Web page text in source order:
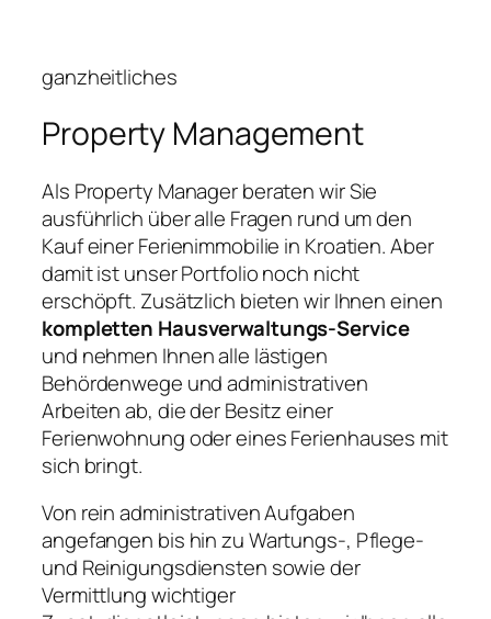
ganzheitliches
Property Management
Als Property Manager beraten wir Sie
ausführlich über alle Fragen rund um den
Kauf einer Ferienimmobilie in Kroatien. Aber
damit ist unser Portfolio noch nicht
erschöpft. Zusätzlich bieten wir Ihnen einen
kompletten Hausverwaltungs-Service
und nehmen Ihnen alle lästigen
Behördenwege und administrativen
Arbeiten ab, die der Besitz einer
Ferienwohnung oder eines Ferienhauses mit
sich bringt.
Von rein administrativen Aufgaben
angefangen bis hin zu Wartungs-, Pflege-
und Reinigungsdiensten sowie der
Vermittlung wichtiger